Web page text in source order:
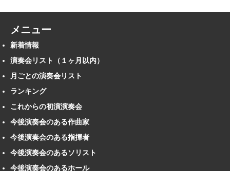
メニュー
新着情報
演奏会リスト（１ヶ月以内）
月ごとの演奏会リスト
ランキング
これからの初演演奏会
今後演奏会のある作曲家
今後演奏会のある指揮者
今後演奏会のあるソリスト
今後演奏会のあるホール